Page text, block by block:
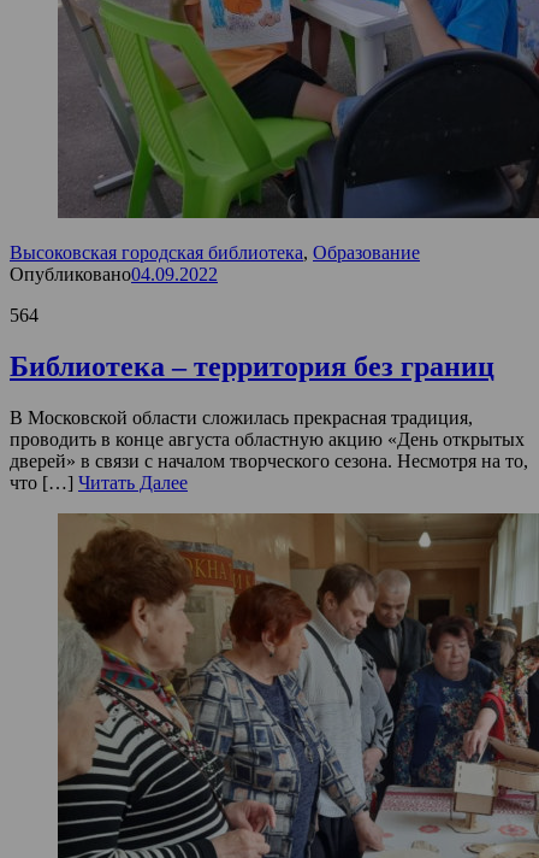
Высоковская городская библиотека, Образование
Опубликовано04.09.2022
564
Библиотека – территория без границ
В Московской области сложилась прекрасная традиция,
проводить в конце августа областную акцию «День открытых
дверей» в связи с началом творческого сезона. Несмотря на то,
что […] Читать Далее